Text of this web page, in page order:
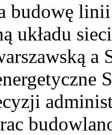
budowę
układu